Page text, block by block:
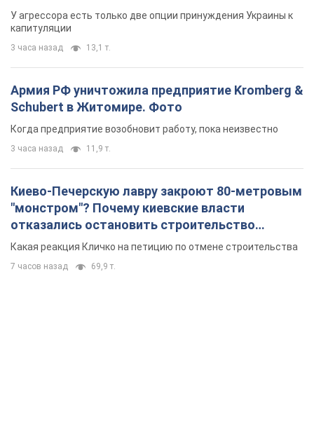
У агрессора есть только две опции принуждения Украины к
капитуляции
3 часа назад 13,1 т.
Армия РФ уничтожила предприятие Kromberg &
Schubert в Житомире. Фото
Когда предприятие возобновит работу, пока неизвестно
3 часа назад 11,9 т.
Киево-Печерскую лавру закроют 80-метровым
"монстром"? Почему киевские власти
отказались остановить строительство
небоскреба "московского верующего"
Какая реакция Кличко на петицию по отмене строительства
7 часов назад 69,9 т.